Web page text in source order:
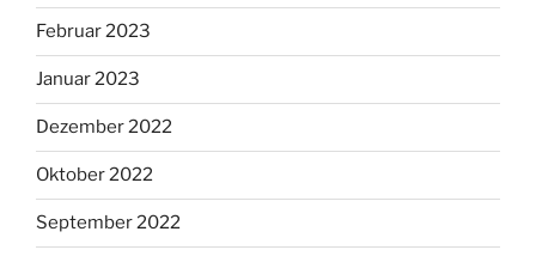
Februar 2023
Januar 2023
Dezember 2022
Oktober 2022
September 2022